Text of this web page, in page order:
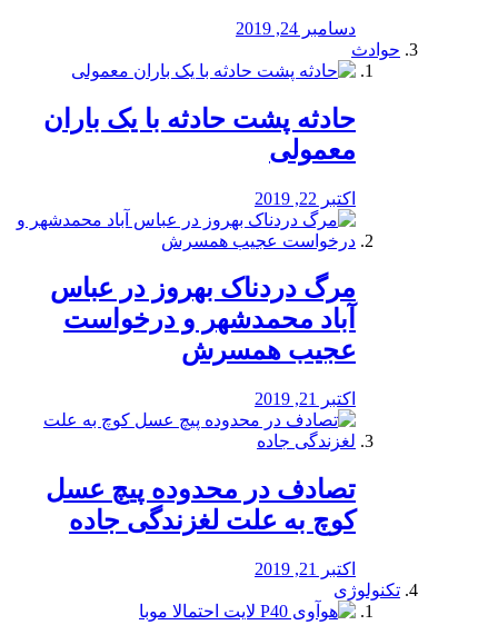
دسامبر 24, 2019
حوادث
️حادثه پشت حادثه با یک باران
معمولی
اکتبر 22, 2019
مرگ دردناک بهروز در عباس
آباد محمدشهر و درخواست
عجیب همسرش
اکتبر 21, 2019
تصادف در محدوده پیچ عسل
کوچ به علت لغزندگی جاده
اکتبر 21, 2019
تکنولوژی